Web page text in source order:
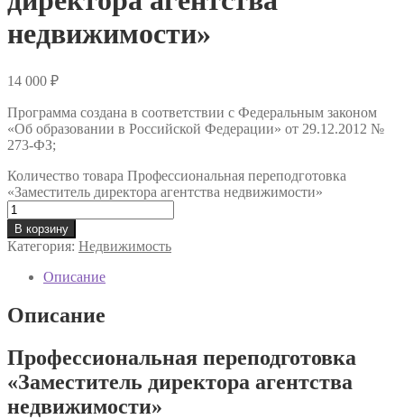
недвижимости»
14 000 ₽
Программа создана в соответствии с Федеральным законом
«Об образовании в Российской Федерации» от 29.12.2012 №
273-ФЗ;
Количество товара Профессиональная переподготовка
«Заместитель директора агентства недвижимости»
В корзину
Категория: Недвижимость
Описание
Описание
Профессиональная переподготовка
«Заместитель директора агентства
недвижимости»